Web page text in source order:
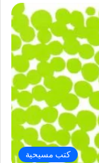
كتب مسيحية